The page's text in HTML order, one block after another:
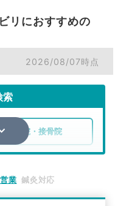
リにおすすめの
2026/08/07時点
索
整骨院・接骨院
業 鍼灸対応